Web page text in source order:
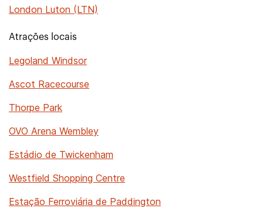
London Luton (LTN)
Atrações locais
Legoland Windsor
Ascot Racecourse
Thorpe Park
OVO Arena Wembley
Estádio de Twickenham
Westfield Shopping Centre
Estação Ferroviária de Paddington